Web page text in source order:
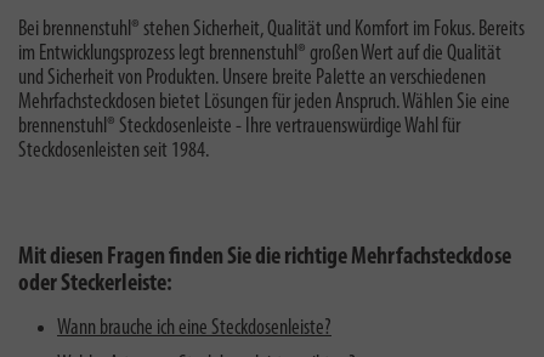
Bei brennenstuhl® stehen Sicherheit, Qualität und Komfort im Fokus. Bereits
im Entwicklungsprozess legt brennenstuhl® großen Wert auf die Qualität
und Sicherheit von Produkten. Unsere breite Palette an verschiedenen
Mehrfachsteckdosen bietet Lösungen für jeden Anspruch. Wählen Sie eine
brennenstuhl® Steckdosenleiste - Ihre vertrauenswürdige Wahl für
Steckdosenleisten seit 1984.
Mit diesen Fragen finden Sie die richtige Mehrfachsteckdose
oder Steckerleiste:
Wann brauche ich eine Steckdosenleiste?